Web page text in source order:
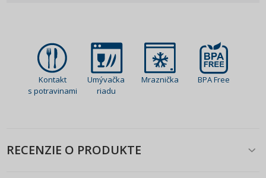
Kontakt
s potravinami
Umývačka
riadu
Mraznička BPA Free
RECENZIE O PRODUKTE